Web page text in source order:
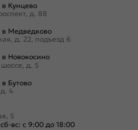
Кунцево
д. 88
Медведково
д. 22, подъезд 6
Новокосино
д. 5
Бутово
4
5
сб-вс: с 9:00 до 18:00